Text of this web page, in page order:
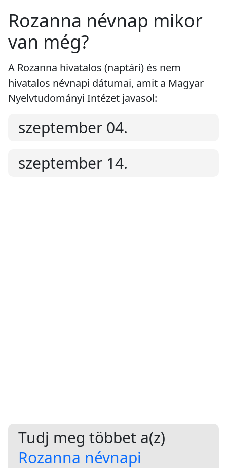
Rozanna névnap mikor
van még?
A Rozanna hivatalos (naptári) és nem
hivatalos névnapi dátumai, amit a Magyar
Nyelvtudományi Intézet javasol:
szeptember 04.
szeptember 14.
Tudj meg többet a(z)
Rozanna névnapi